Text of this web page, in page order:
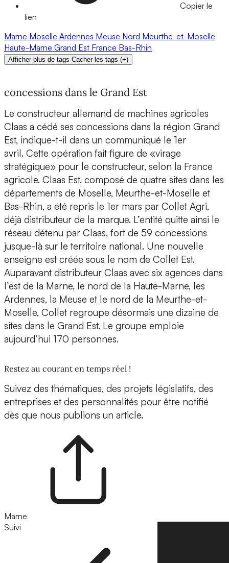
Copier le
lien
Marne Moselle Ardennes Meuse Nord Meurthe-et-Moselle
Haute-Marne Grand Est France Bas-Rhin
Afficher plus de tags Cacher les tags (+)
concessions dans le Grand Est
Le constructeur allemand de machines agricoles
Claas a cédé ses concessions dans la région Grand
Est, indique-t-il dans un communiqué le 1er
avril. Cette opération fait figure de «virage
stratégique» pour le constructeur, selon la France
agricole. Claas Est, composé de quatre sites dans les
départements de Moselle, Meurthe-et-Moselle et
Bas-Rhin, a été repris le 1er mars par Collet Agri,
déjà distributeur de la marque. L’entité quitte ainsi le
réseau détenu par Claas, fort de 59 concessions
jusque-là sur le territoire national. Une nouvelle
enseigne est créée sous le nom de Collet Est.
Auparavant distributeur Claas avec six agences dans
l’est de la Marne, le nord de la Haute-Marne, les
Ardennes, la Meuse et le nord de la Meurthe-et-
Moselle, Collet regroupe désormais une dizaine de
sites dans le Grand Est. Le groupe emploie
aujourd’hui 170 personnes.
Restez au courant en temps réel !
Suivez des thématiques, des projets législatifs, des
entreprises et des personnalités pour être notifié
dès que nous publions un article.
Marne
Suivi